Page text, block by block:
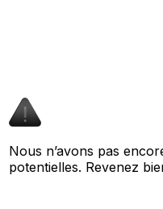
Nous n’avons pas
potentielles. Revenez